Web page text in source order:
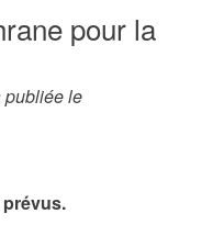
pour la
publiée le